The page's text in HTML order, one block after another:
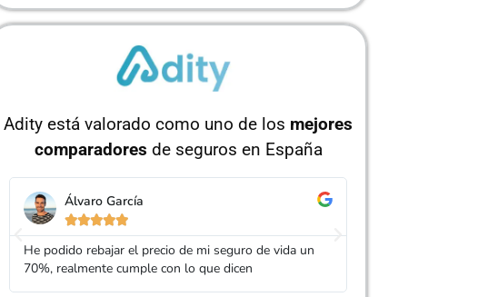
Adity está valorado como uno de los mejores
comparadores de seguros en España
Jorge Pérez

Gracias Adity por ayudarme a conseguir un seguro
mucho más barato que el anterior